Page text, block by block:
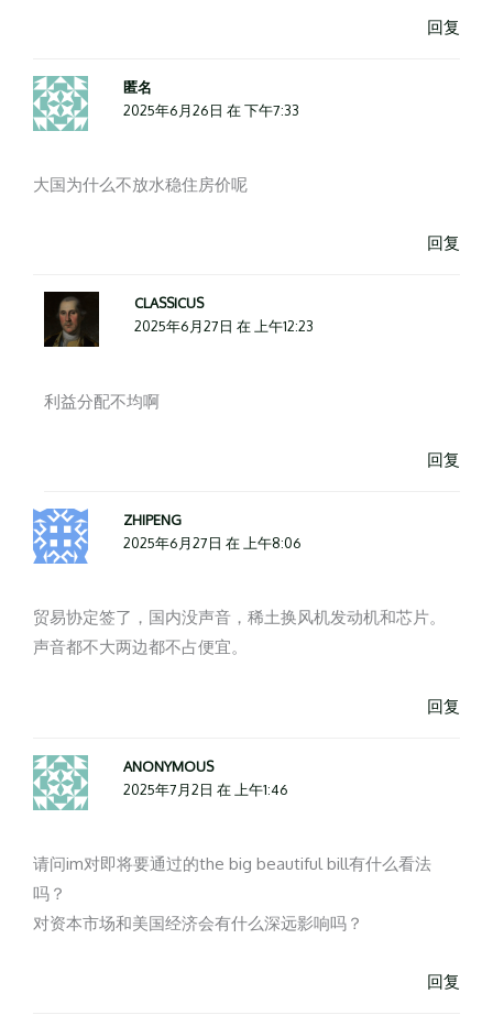
回复
匿名
2025年6月26日 在 下午7:33
大国为什么不放水稳住房价呢
回复
CLASSICUS
2025年6月27日 在 上午12:23
利益分配不均啊
回复
ZHIPENG
2025年6月27日 在 上午8:06
贸易协定签了，国内没声音，稀土换风机发动机和芯片。
声音都不大两边都不占便宜。
回复
ANONYMOUS
2025年7月2日 在 上午1:46
请问im对即将要通过的the big beautiful bill有什么看法
吗？
对资本市场和美国经济会有什么深远影响吗？
回复